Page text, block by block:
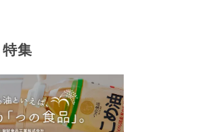
特集